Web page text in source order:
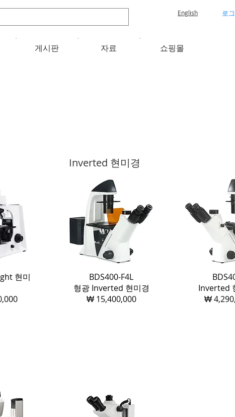
English 로
게시판 자료 쇼핑몰
Inverted 현미경
현미
BDS400-F4L
형광 Inverted 현미경
₩ 15,400,000
Inverted
₩